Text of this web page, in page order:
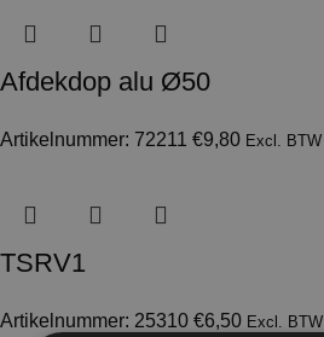
Afdekdop alu Ø50
Artikelnummer: 72211 €9,80 Excl. BTW
TSRV1
Artikelnummer: 25310 €6,50 Excl. BTW